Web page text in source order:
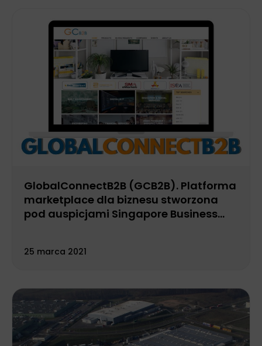
GlobalConnectB2B (GCB2B). Platforma
marketplace dla biznesu stworzona
pod auspicjami Singapore Business
25 marca 2021